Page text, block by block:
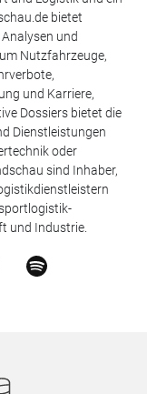
bietet
und
Nutzfahrzeuge,
und Karriere,
Dossiers bietet die
Dienstleistungen
oder
sind Inhaber,
und Industrie.